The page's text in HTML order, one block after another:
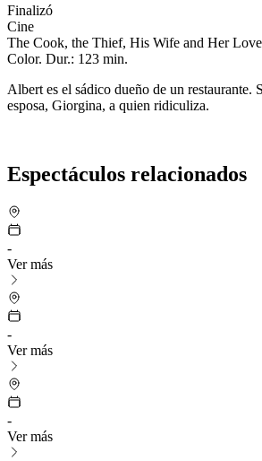
Finalizó
Cine
The Cook, the Thief, His Wife and Her
Color. Dur.: 123 min.
Albert es el sádico dueño de un restaurante.
esposa, Giorgina, a quien ridiculiza.
Espectáculos relacionados
-
Ver más
-
Ver más
-
Ver más